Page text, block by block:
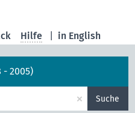
in English
Hilfe
- 2005)
× Suche